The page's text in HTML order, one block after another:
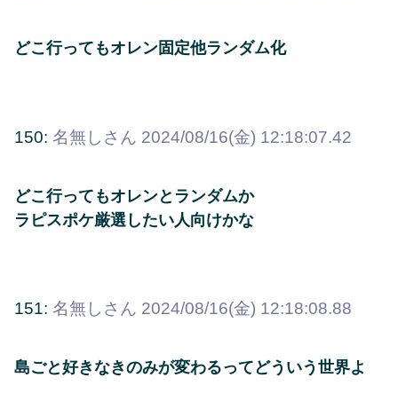
どこ行ってもオレン固定他ランダム化
150: 名無しさん 2024/08/16(金) 12:18:07.42
どこ行ってもオレンとランダムか
ラピスポケ厳選したい人向けかな
151: 名無しさん 2024/08/16(金) 12:18:08.88
島ごと好きなきのみが変わるってどういう世界よ